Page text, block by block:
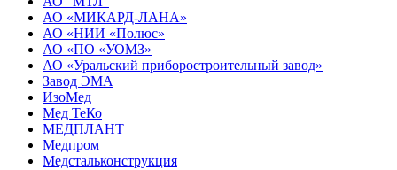
АО «МИКАРД-ЛАНА»
АО «НИИ «Полюс»
АО «ПО «УОМЗ»
АО «Уральский приборостроительный завод»
Завод ЭМА
ИзоМед
Мед ТеКо
МЕДПЛАНТ
Медпром
Медстальконструкция